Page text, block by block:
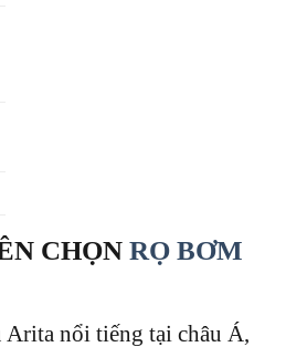
CHỌN RỌ BƠM
Arita nổi tiếng tại châu Á,